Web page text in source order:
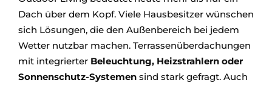
Dach über dem Kopf. Viele Hausbesitzer wünschen
sich Lösungen, die den Außenbereich bei jedem
Wetter nutzbar machen. Terrassenüberdachungen
mit integrierter Beleuchtung, Heizstrahlern oder
Sonnenschutz-Systemen sind stark gefragt. Auch